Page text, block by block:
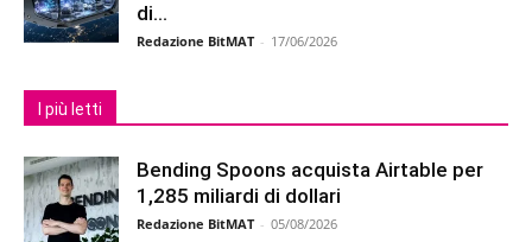
di...
Redazione BitMAT - 17/06/2026
I più letti
Bending Spoons acquista Airtable per
1,285 miliardi di dollari
Redazione BitMAT - 05/08/2026